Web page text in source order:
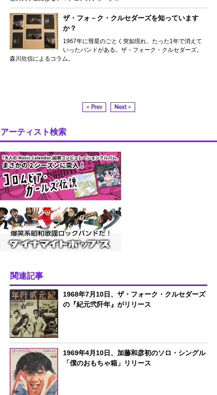
ザ・フォ－ク・クルセダーズを知っています
か？
1967年に彗星のごとく突如現れ、たった1年で消えて
いったバンドがある。ザ・フォーク・クルセダーズ。
森川欣信によるコラム。
< Prev Next >
アーティスト検索
関連記事
1968年7月10日、ザ・フォーク・クルセダーズ
の『紀元弐阡年』がリリース
1969年4月10日、加藤和彦初のソロ・シングル
「僕のおもちゃ箱」リリース